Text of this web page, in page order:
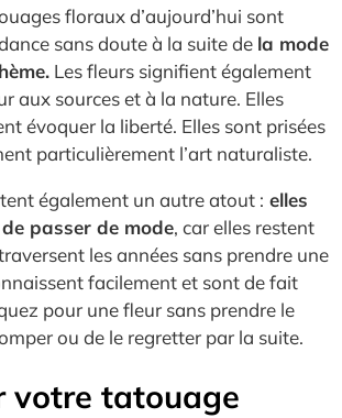
floraux d’aujourd’hui sont
sans doute à la suite de la mode
Les fleurs signifient également
aux sources et à la nature. Elles
évoquer la liberté. Elles sont prisées
particulièrement l’art naturaliste.
également un autre atout : elles
passer de mode, car elles restent
les années sans prendre une
facilement et sont de fait
pour une fleur sans prendre le
ou de le regretter par la suite.
votre tatouage